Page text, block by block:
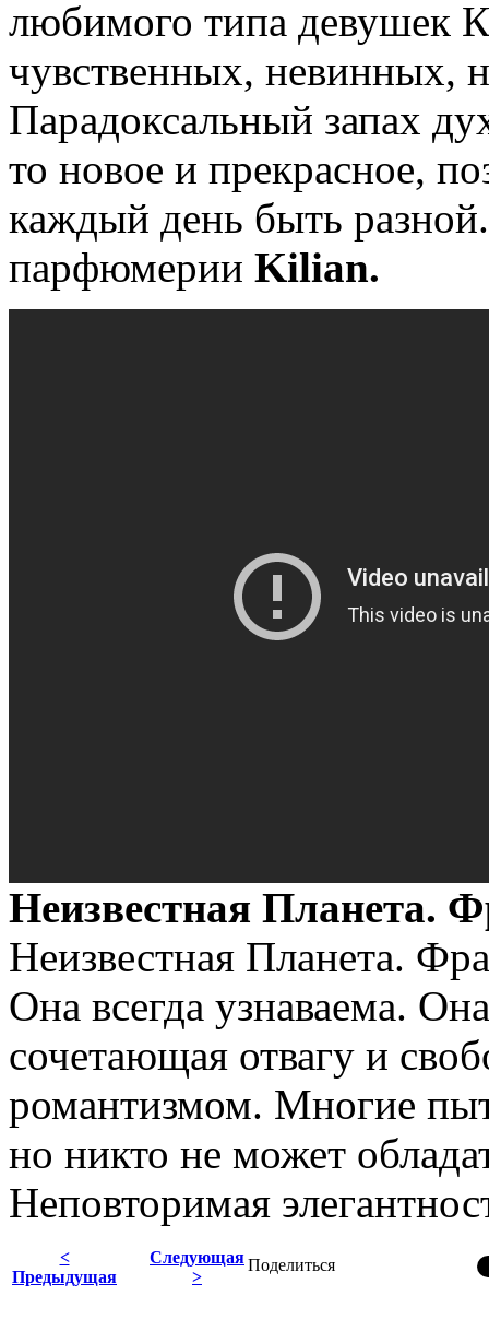
любимого типа девушек
чувственных, невинных,
Парадоксальный запах
то новое и прекрасное,
каждый день быть
парфюмерии Kilian.
Неизвестная Планета.
Неизвестная Планета.
Она всегда узнаваема.
сочетающая отвагу и
романтизмом. Многие
но никто не может
Неповторимая
Поделиться
<
Предыдущая
Следующая
>